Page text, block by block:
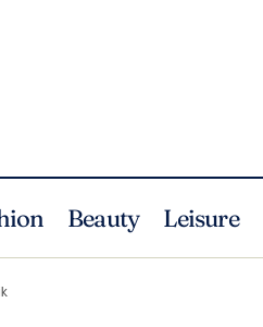
Beauty Leisure